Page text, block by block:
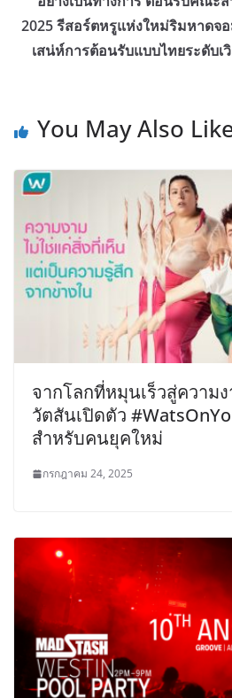
2025 รีสอร์ตหรูแห่งใหม่ริมหาดจ
เสน่ห์การต้อนรับแบบไทยระดับเ
You May Also
จากโลกที่หมุนเร็วสู่ความ
วัตสันเปิดตัว
สำหรับคนยุคใหม่
กรกฎาคม 24, 2025